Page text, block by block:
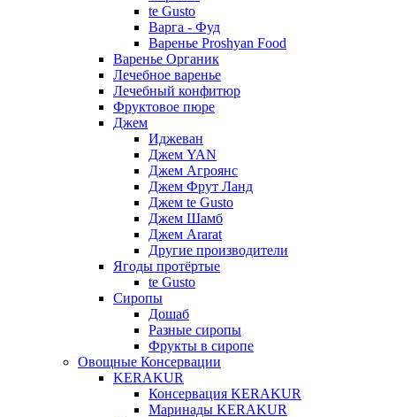
te Gusto
Варга - Фуд
Варенье Proshyan Food
Варенье Органик
Лечебное варенье
Лечебный конфитюр
Фруктовое пюре
Джем
Иджеван
Джем YAN
Джем Агроянс
Джем Фрут Ланд
Джем te Gusto
Джем Шамб
Джем Ararat
Другие производители
Ягоды протёртые
te Gusto
Сиропы
Дошаб
Разные сиропы
Фрукты в сиропе
Овощные Консервации
KERAKUR
Консервация KERAKUR
Маринады KERAKUR